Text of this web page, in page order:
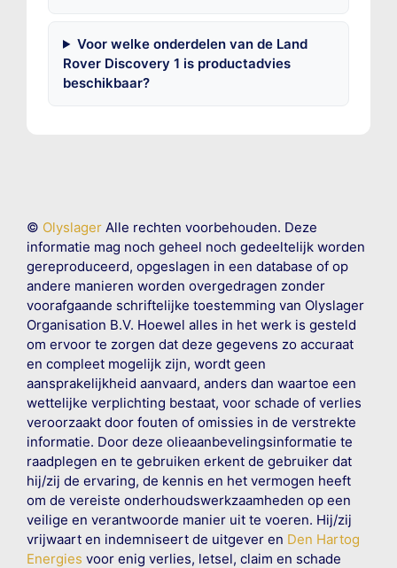
Voor welke onderdelen van de Land
Rover Discovery 1 is productadvies
beschikbaar?
© OlyslagerAlle rechten voorbehouden. Deze
informatie mag noch geheel noch gedeeltelijk worden
gereproduceerd, opgeslagen in een database of op
andere manieren worden overgedragen zonder
voorafgaande schriftelijke toestemming van Olyslager
Organisation B.V. Hoewel alles in het werk is gesteld
om ervoor te zorgen dat deze gegevens zo accuraat
en compleet mogelijk zijn, wordt geen
aansprakelijkheid aanvaard, anders dan waartoe een
wettelijke verplichting bestaat, voor schade of verlies
veroorzaakt door fouten of omissies in de verstrekte
informatie. Door deze olieaanbevelingsinformatie te
raadplegen en te gebruiken erkent de gebruiker dat
hij/zij de ervaring, de kennis en het vermogen heeft
om de vereiste onderhoudswerkzaamheden op een
veilige en verantwoorde manier uit te voeren. Hij/zij
vrijwaart en indemniseert de uitgever en Den Hartog
Energies voor enig verlies, letsel, claim en schade